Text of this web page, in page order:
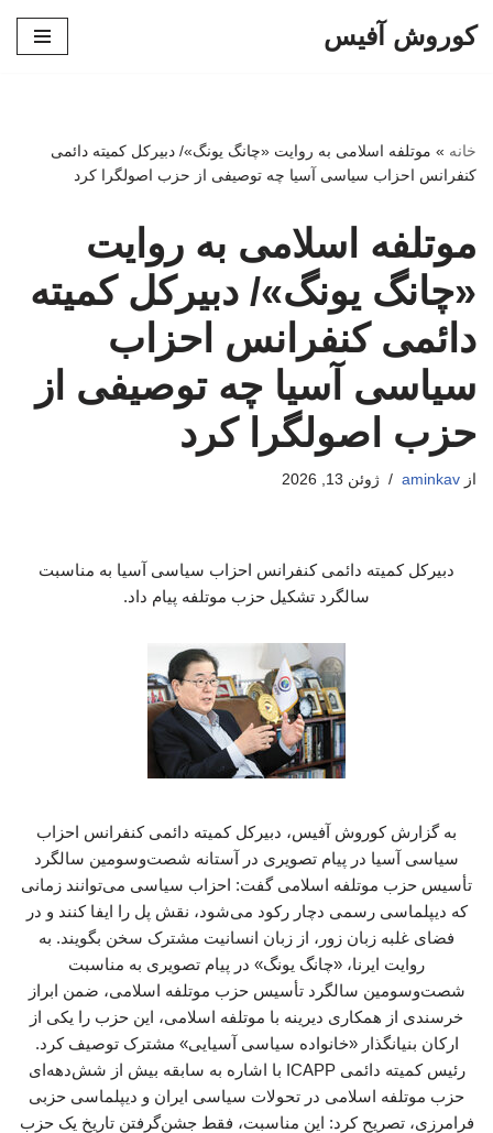
کوروش آفیس
خانه » موتلفه اسلامی به روایت «چانگ یونگ»/ دبیرکل کمیته دائمی
کنفرانس احزاب سیاسی آسیا چه توصیفی از حزب اصولگرا کرد
موتلفه اسلامی به روایت
«چانگ یونگ»/ دبیرکل کمیته
دائمی کنفرانس احزاب
سیاسی آسیا چه توصیفی از
حزب اصولگرا کرد
از aminkav ژوئن 13, 2026
دبیرکل کمیته دائمی کنفرانس احزاب سیاسی آسیا به مناسبت
سالگرد تشکیل حزب موتلفه پیام داد.
به گزارش کوروش آفیس، دبیرکل کمیته دائمی کنفرانس احزاب
سیاسی آسیا در پیام تصویری در آستانه شصت‌وسومین سالگرد
تأسیس حزب موتلفه اسلامی گفت: احزاب سیاسی می‌توانند زمانی
که دیپلماسی رسمی دچار رکود می‌شود، نقش پل را ایفا کنند و در
فضای غلبه زبان زور، از زبان انسانیت مشترک سخن بگویند. به
روایت ایرنا، «چانگ یونگ» در پیام تصویری به مناسبت
شصت‌وسومین سالگرد تأسیس حزب موتلفه اسلامی، ضمن ابراز
خرسندی از همکاری دیرینه با موتلفه اسلامی، این حزب را یکی از
ارکان بنیانگذار «خانواده سیاسی آسیایی» مشترک توصیف کرد.
رئیس کمیته دائمی ICAPP با اشاره به سابقه بیش از شش‌دهه‌ای
حزب موتلفه اسلامی در تحولات سیاسی ایران و دیپلماسی حزبی
فرامرزی، تصریح کرد: این مناسبت، فقط جشن‌گرفتن تاریخ یک حزب